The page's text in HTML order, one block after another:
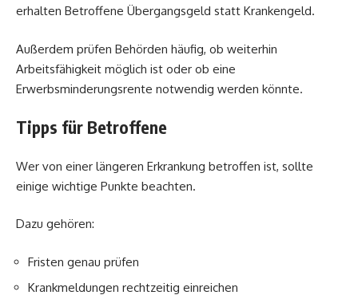
erhalten Betroffene Übergangsgeld statt Krankengeld.
Außerdem prüfen Behörden häufig, ob weiterhin
Arbeitsfähigkeit möglich ist oder ob eine
Erwerbsminderungsrente notwendig werden könnte.
Tipps für Betroffene
Wer von einer längeren Erkrankung betroffen ist, sollte
einige wichtige Punkte beachten.
Dazu gehören:
Fristen genau prüfen
Krankmeldungen rechtzeitig einreichen